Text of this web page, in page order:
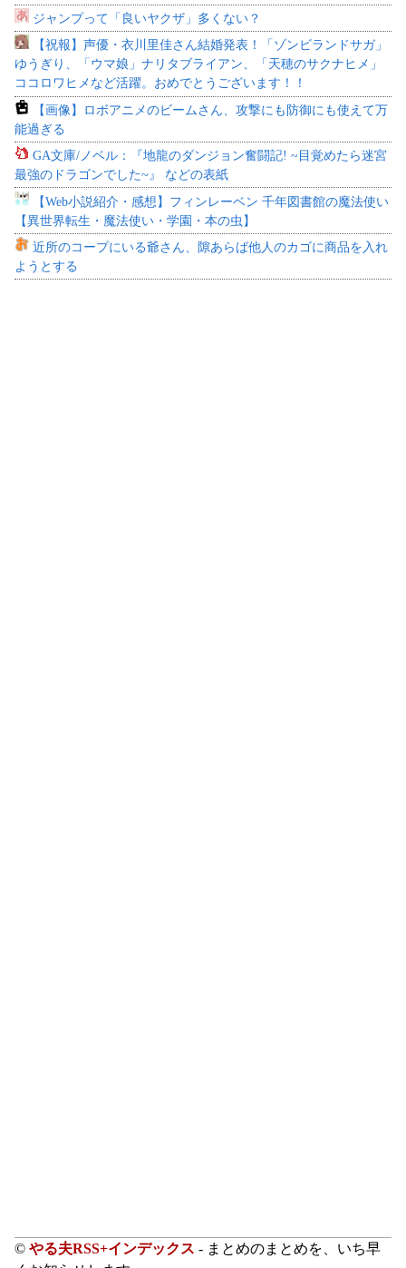
ジャンプって「良いヤクザ」多くない？
【祝報】声優・衣川里佳さん結婚発表！「ゾンビランドサガ」
ゆうぎり、「ウマ娘」ナリタブライアン、「天穂のサクナヒメ」
ココロワヒメなど活躍。おめでとうございます！！
【画像】ロボアニメのビームさん、攻撃にも防御にも使えて万
能過ぎる
GA文庫/ノベル：『地龍のダンジョン奮闘記! ~目覚めたら迷宮
最強のドラゴンでした~』 などの表紙
【Web小説紹介・感想】フィンレーベン 千年図書館の魔法使い
【異世界転生・魔法使い・学園・本の虫】
近所のコープにいる爺さん、隙あらば他人のカゴに商品を入れ
ようとする
© やる夫RSS+インデックス - まとめのまとめを、いち早